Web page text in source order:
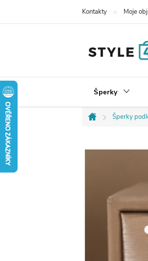
Kontakty Moje
Šperky
Domů
Šperky